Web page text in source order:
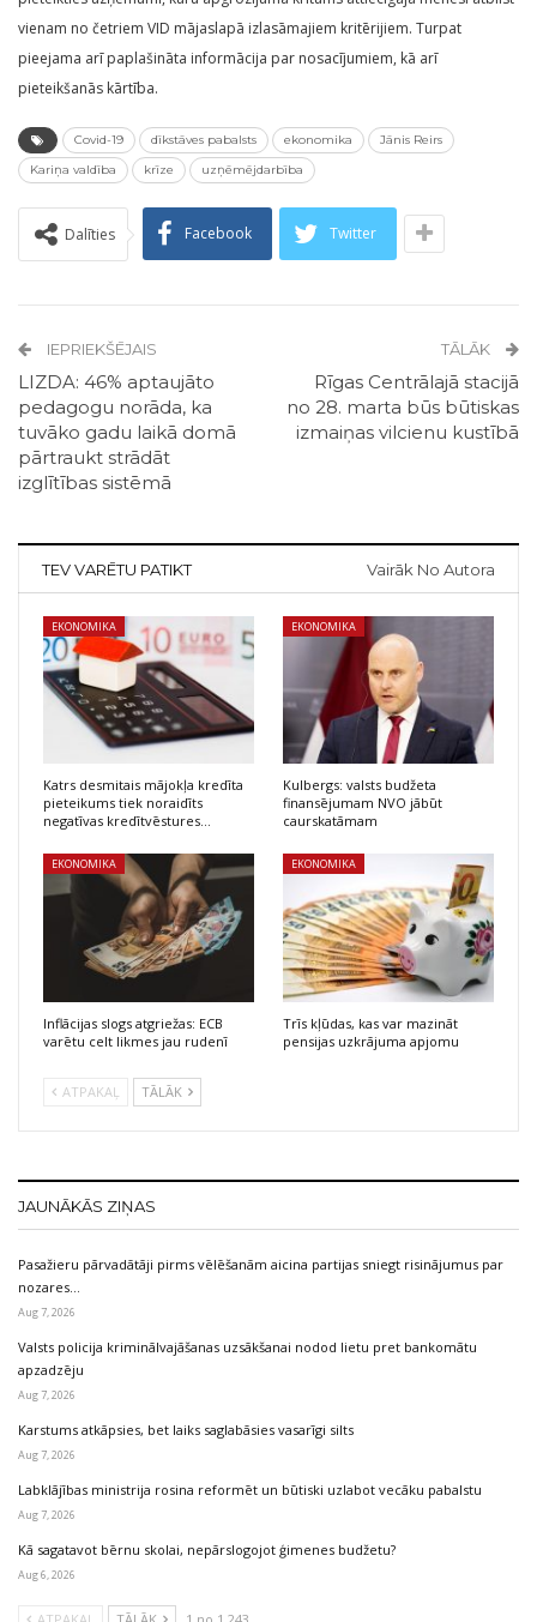
vienam no četriem VID mājaslapā izlasāmajiem kritērijiem. Turpat
pieejama arī paplašināta informācija par nosacījumiem, kā arī
pieteikšanās kārtība.
Covid-19 dīkstāves pabalsts ekonomika
Jānis Reirs
Kariņa valdība
krīze uzņēmējdarbība
Dalīties Facebook Twitter
IEPRIEKŠĒJAIS
LIZDA: 46% aptaujāto
pedagogu norāda, ka
tuvāko gadu laikā domā
pārtraukt strādāt
izglītības sistēmā
TĀLĀK
Rīgas Centrālajā stacijā
no 28. marta būs būtiskas
izmaiņas vilcienu kustībā
TEV VARĒTU PATIKT Vairāk No Autora
EKONOMIKA
Katrs desmitais mājokļa kredīta
pieteikums tiek noraidīts
negatīvas kredītvēstures…
EKONOMIKA
Kulbergs: valsts budžeta
finansējumam NVO jābūt
caurskatāmam
EKONOMIKA
Inflācijas slogs atgriežas: ECB
varētu celt likmes jau rudenī
EKONOMIKA
Trīs kļūdas, kas var mazināt
pensijas uzkrājuma apjomu
ATPAKAĻ TĀLĀK
JAUNĀKĀS ZIŅAS
Pasažieru pārvadātāji pirms vēlēšanām aicina partijas sniegt risinājumus par
nozares…
Aug 7, 2026
Valsts policija kriminālvajāšanas uzsākšanai nodod lietu pret bankomātu
apzadzēju
Aug 7, 2026
Karstums atkāpsies, bet laiks saglabāsies vasarīgi silts
Aug 7, 2026
Labklājības ministrija rosina reformēt un būtiski uzlabot vecāku pabalstu
Aug 7, 2026
Kā sagatavot bērnu skolai, nepārslogojot ģimenes budžetu?
Aug 6, 2026